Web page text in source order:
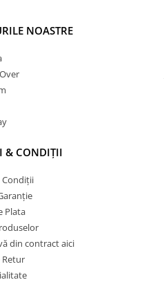
NOASTRE
& CONDIȚII
Condiții
Plata
din contract aici
Retur